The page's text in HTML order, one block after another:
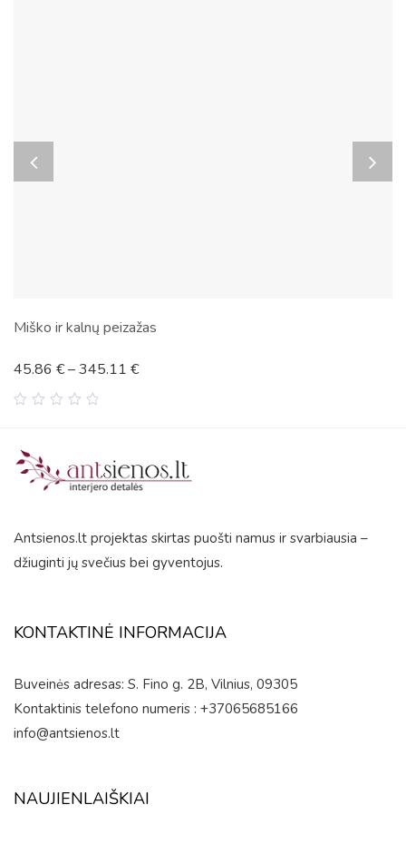
Miško ir kalnų peizažas
5
45.86 €–345.11 €
Antsienos.lt projektas skirtas puošti namus ir svarbiausia –
džiuginti jų svečius bei gyventojus.
KONTAKTINĖ INFORMACIJA
Buveinės adresas: S. Fino g. 2B, Vilnius, 09305
Kontaktinis telefono numeris : +37065685166
info@antsienos.lt
NAUJIENLAIŠKIAI